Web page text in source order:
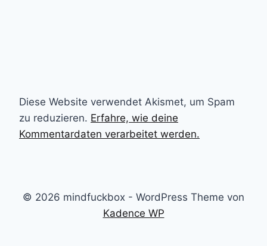
Diese Website verwendet Akismet, um Spam
zu reduzieren. Erfahre, wie deine
Kommentardaten verarbeitet werden.
© 2026 mindfuckbox - WordPress Theme von
Kadence WP